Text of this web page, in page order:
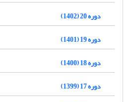
دوره 20 (1402)
دوره 19 (1401)
دوره 18 (1400)
دوره 17 (1399)